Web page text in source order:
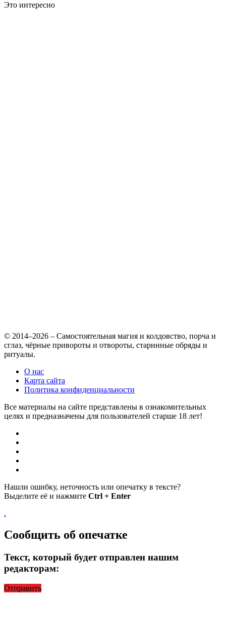
Это интересно
© 2014–2026 – Самостоятельная магия и колдовство, порча и
сглаз, чёрные привороты и отвороты, старинные обряды и
ритуалы.
О нас
Карта сайта
Политика конфиденциальности
Все материалы на сайте представлены в ознакомительных
целях и предназначены для пользователей старше 18 лет!
Нашли ошибку, неточность или опечатку в тексте?
Выделите её и нажмите Ctrl + Enter
.
Сообщить об опечатке
Текст, который будет отправлен нашим
редакторам:
Отправить